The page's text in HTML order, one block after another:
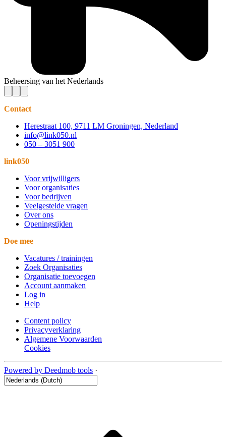
Beheersing van het Nederlands
Contact
Herestraat 100, 9711 LM Groningen, Nederland
info@link050.nl
050 – 3051 900
link050
Voor vrijwilligers
Voor organisaties
Voor bedrijven
Veelgestelde vragen
Over ons
Openingstijden
Doe mee
Vacatures / trainingen
Zoek Organisaties
Organisatie toevoegen
Account aanmaken
Log in
Help
Content policy
Privacyverklaring
Algemene Voorwaarden
Cookies
Powered by Deedmob tools ·